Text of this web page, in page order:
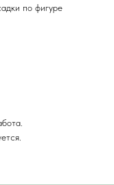
по фигуре